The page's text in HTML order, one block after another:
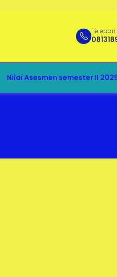
Telepon
Nilai Asesmen semester II